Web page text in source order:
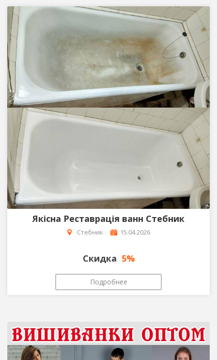
Якісна Реставрація ванн Стебник
Стебник 15.04.2026
Скидка 5%
Подробнее